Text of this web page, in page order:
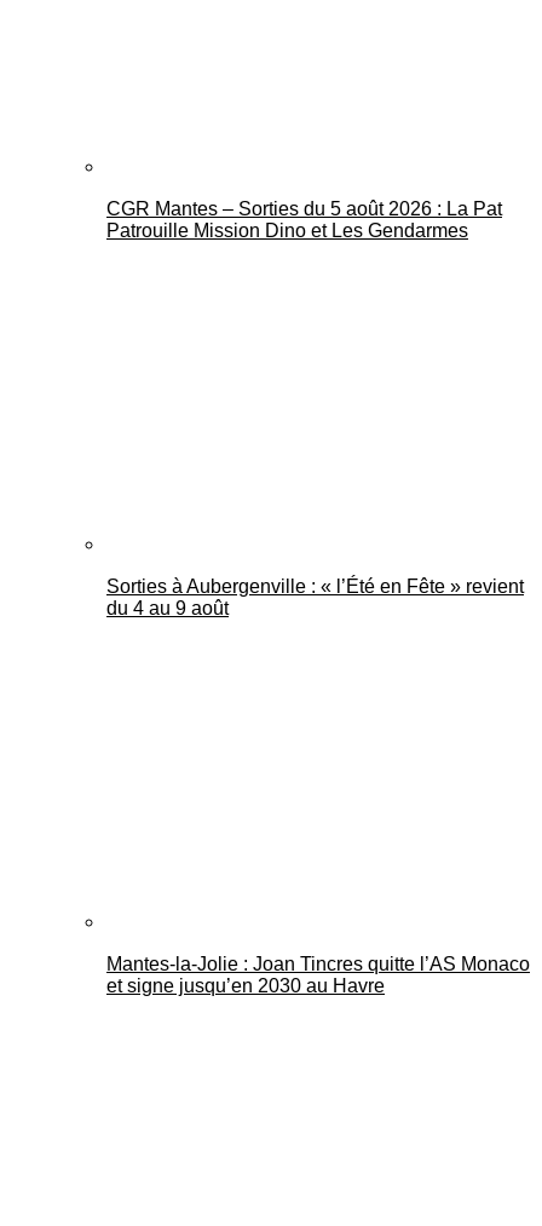
CGR Mantes – Sorties du 5 août 2026 : La Pat
Patrouille Mission Dino et Les Gendarmes
Sorties à Aubergenville : « l’Été en Fête » revient
du 4 au 9 août
Mantes-la-Jolie : Joan Tincres quitte l’AS Monaco
et signe jusqu’en 2030 au Havre